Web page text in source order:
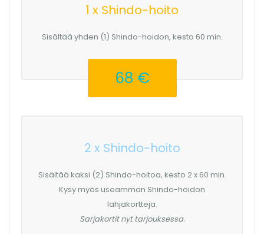
1 x Shindo-hoito
Sisältää yhden (1) Shindo-hoidon, kesto 60 min.
68 €
2 x Shindo-hoito
Sisältää kaksi (2) Shindo-hoitoa, kesto 2 x 60 min.
Kysy myös useamman Shindo-hoidon
lahjakortteja.
Sarjakortit nyt tarjouksessa.